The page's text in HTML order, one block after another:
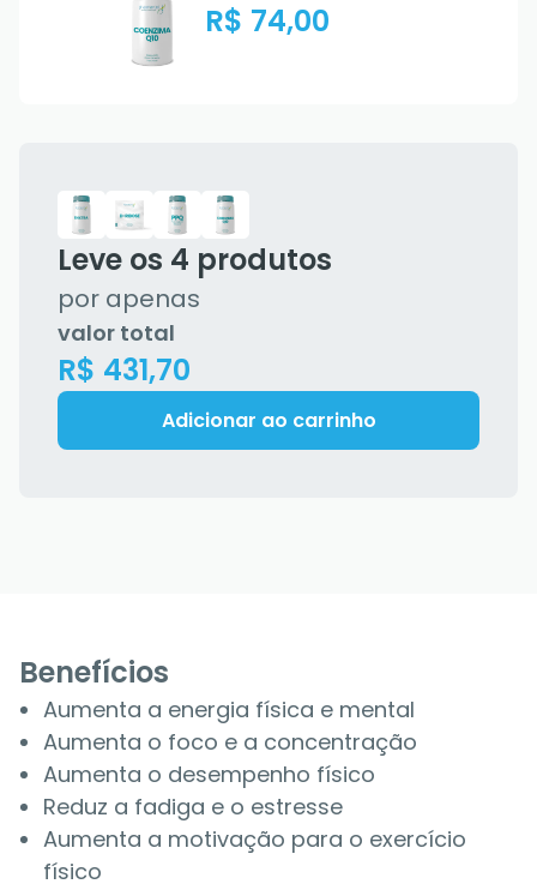
R$ 74,00
Leve os 4 produtos
por apenas
valor total
R$ 431,70
Adicionar ao carrinho
Benefícios
Aumenta a energia física e mental
Aumenta o foco e a concentração
Aumenta o desempenho físico
Reduz a fadiga e o estresse
Aumenta a motivação para o exercício
físico